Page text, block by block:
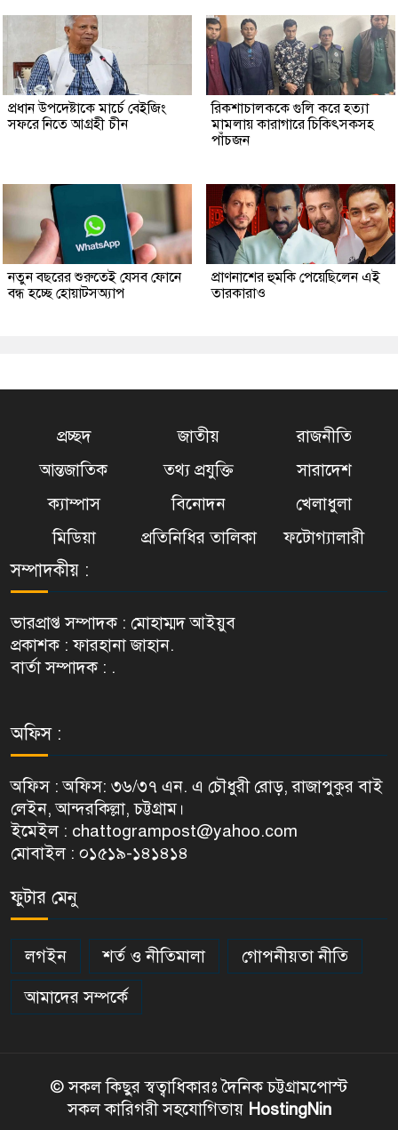
প্রধান উপদেষ্টাকে মার্চে বেইজিং
সফরে নিতে আগ্রহী চীন
রিকশাচালককে গুলি করে হত্যা
মামলায় কারাগারে চিকিৎসকসহ
পাঁচজন
নতুন বছরের শুরুতেই যেসব ফোনে
বন্ধ হচ্ছে হোয়াটসঅ্যাপ
প্রাণনাশের হুমকি পেয়েছিলেন এই
তারকারাও
প্রচ্ছদ জাতীয়
রাজনীতি
আন্তজাতিক
তথ্য প্রযুক্তি
সারাদেশ
ক্যাম্পাস
বিনোদন
খেলাধুলা
মিডিয়া
প্রতিনিধির তালিকা ফটোগ্যালারী
সম্পাদকীয় :
ভারপ্রাপ্ত সম্পাদক : মোহাম্মদ আইয়ুব
প্রকাশক : ফারহানা জাহান.
বার্তা সম্পাদক : .
অফিস :
অফিস : অফিস: ৩৬/৩৭ এন. এ চৌধুরী রোড়, রাজাপুকুর বাই
লেইন, আন্দরকিল্লা, চট্টগ্রাম।
ইমেইল : chattogrampost@yahoo.com
মোবাইল : ০১৫১৯-১৪১৪১৪
ফুটার মেনু
লগইন শর্ত ও নীতিমালা
গোপনীয়তা নীতি
আমাদের সম্পর্কে
© সকল কিছুর স্বত্বাধিকারঃ দৈনিক চট্টগ্রামপোস্ট
সকল কারিগরী সহযোগিতায় HostingNin